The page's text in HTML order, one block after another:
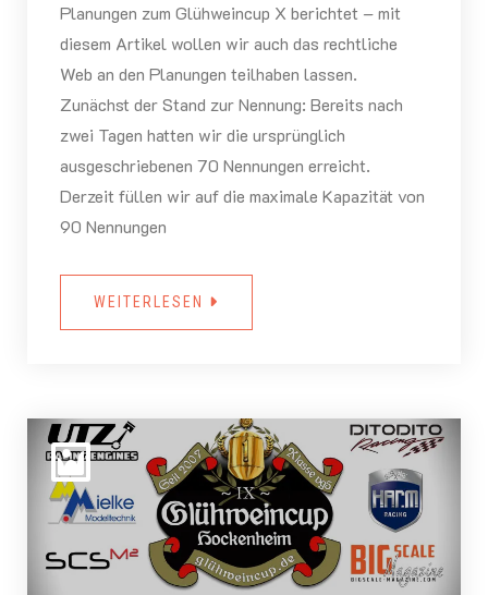
Planungen zum Glühweincup X berichtet – mit
diesem Artikel wollen wir auch das rechtliche
Web an den Planungen teilhaben lassen.
Zunächst der Stand zur Nennung: Bereits nach
zwei Tagen hatten wir die ursprünglich
ausgeschriebenen 70 Nennungen erreicht.
Derzeit füllen wir auf die maximale Kapazität von
90 Nennungen
WEITERLESEN